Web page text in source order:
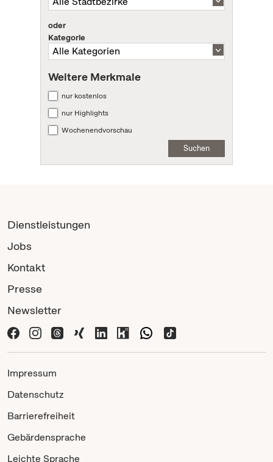
oder
Kategorie
Weitere Merkmale
nur kostenlos
nur Highlights
Wochenendvorschau
Suchen
Dienstleistungen
Jobs
Kontakt
Presse
Newsletter
Impressum
Datenschutz
Barrierefreiheit
Gebärdensprache
Leichte Sprache